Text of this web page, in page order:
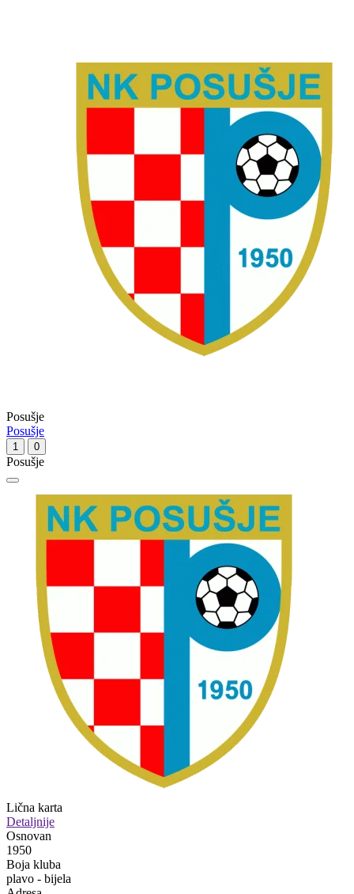
Posušje
Posušje
1 0
Posušje
Lična karta
Detaljnije
Osnovan
1950
Boja kluba
plavo - bijela